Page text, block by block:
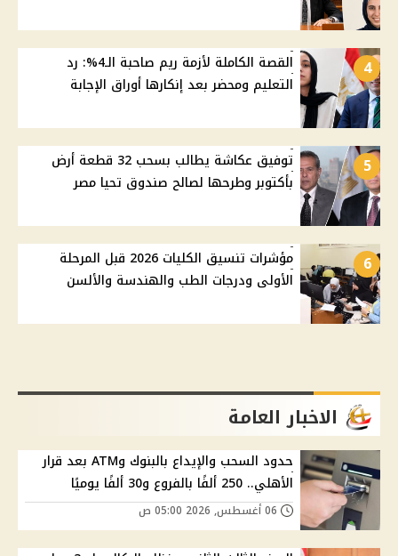
4
القصة الكاملة لأزمة ريم صاحبة الـ4%: رد
التعليم ومحضر بعد إنكارها أوراق الإجابة
5
توفيق عكاشة يطالب بسحب 32 قطعة أرض
بأكتوبر وطرحها لصالح صندوق تحيا مصر
6
مؤشرات تنسيق الكليات 2026 قبل المرحلة
الأولى ودرجات الطب والهندسة والألسن
الاخبار العامة
حدود السحب والإيداع بالبنوك وATM بعد قرار
الأهلي.. 250 ألفًا بالفروع و30 ألفًا يوميًا